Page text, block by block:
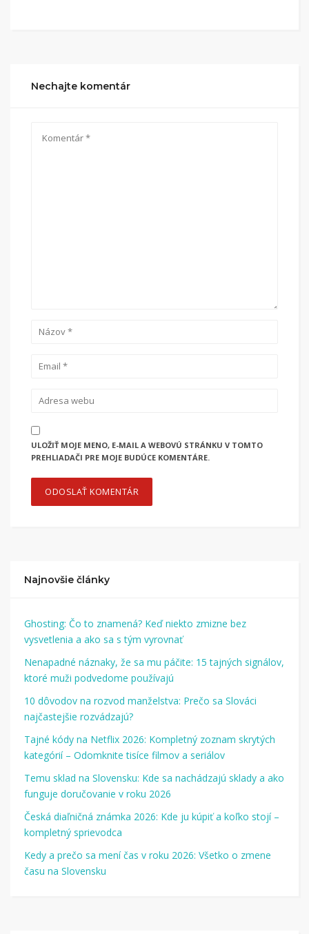
Nechajte komentár
ULOŽIŤ MOJE MENO, E-MAIL A WEBOVÚ STRÁNKU V TOMTO
PREHLIADAČI PRE MOJE BUDÚCE KOMENTÁRE.
Najnovšie články
Ghosting: Čo to znamená? Keď niekto zmizne bez
vysvetlenia a ako sa s tým vyrovnať
Nenapadné náznaky, že sa mu páčite: 15 tajných signálov,
ktoré muži podvedome používajú
10 dôvodov na rozvod manželstva: Prečo sa Slováci
najčastejšie rozvádzajú?
Tajné kódy na Netflix 2026: Kompletný zoznam skrytých
kategórií – Odomknite tisíce filmov a seriálov
Temu sklad na Slovensku: Kde sa nachádzajú sklady a ako
funguje doručovanie v roku 2026
Česká diaľničná známka 2026: Kde ju kúpiť a koľko stojí –
kompletný sprievodca
Kedy a prečo sa mení čas v roku 2026: Všetko o zmene
času na Slovensku